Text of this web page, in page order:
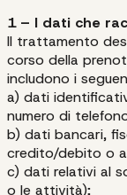
1 – I dati che
Il trattamento
corso della
includono i
a) dati
numero di
b) dati bancari,
credito/debito o
c) dati relativi al
o le attività);